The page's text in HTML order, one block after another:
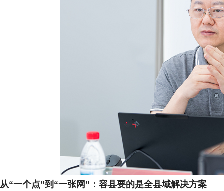
从“一个点”到“一张网”：容县要的是全县域解决方案